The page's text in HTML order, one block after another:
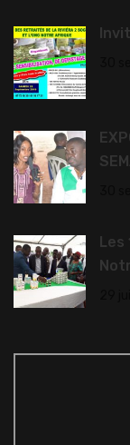
Les